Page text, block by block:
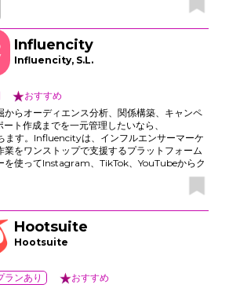
と成果を結びつけてパフォーマンスを追跡でき
ク、役割分担によりチームやクライアントと
、アイデア出しから公開までのコンテンツ制作
きます。
Influencity
Influencity, S.L.
おすすめ
からオーディエンス分析、関係構築、キャンペ
ト作成までを一元管理したいなら、
す。Influencityは、インフルエンサーマーケ
業をワンストップで支援するプラットフォーム
を使ってInstagram、TikTok、YouTubeからク
、CRMスタイルのデータベースを構築。さら
自動化や共有しやすいレポート作成にも対応し
ロフェッショナルからビジネスまで幅広く、
料トライアルで、クリエイターの発掘、キャン
成機能を試せます。
Hootsuite
Hootsuite
ランあり おすすめ